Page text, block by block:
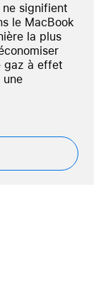
signifient
le MacBook
la plus
gaz à effet
par un
produit.
un dégât
pas
s'éteindre en
qu'ils ne
si vous
qu'il